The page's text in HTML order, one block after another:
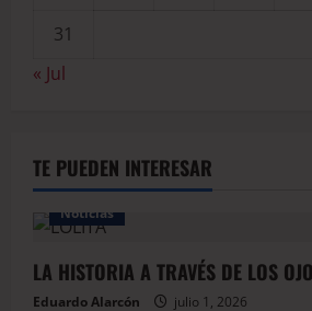
31
« Jul
TE PUEDEN INTERESAR
Noticias
LA HISTORIA A TRAVÉS DE LOS
Eduardo Alarcón
julio 1, 2026